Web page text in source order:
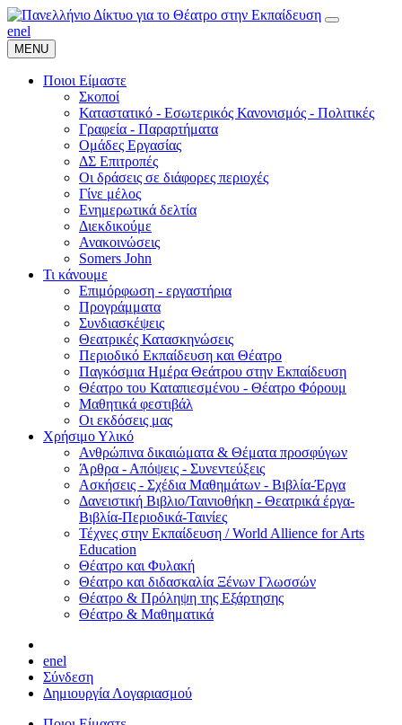
enel
MENU
Ποιοι Είμαστε
Σκοποί
Καταστατικό - Εσωτερικός Κανονισμός - Πολιτικές
Γραφεία - Παραρτήματα
Ομάδες Εργασίας
ΔΣ Επιτροπές
Οι δράσεις σε διάφορες περιοχές
Γίνε μέλος
Ενημερωτικά δελτία
Διεκδικούμε
Ανακοινώσεις
Somers John
Τι κάνουμε
Επιμόρφωση - εργαστήρια
Προγράμματα
Συνδιασκέψεις
Θεατρικές Κατασκηνώσεις
Περιοδικό Εκπαίδευση και Θέατρο
Παγκόσμια Ημέρα Θεάτρου στην Εκπαίδευση
Θέατρο του Καταπιεσμένου - Θέατρο Φόρουμ
Μαθητικά φεστιβάλ
Οι εκδόσεις μας
Χρήσιμο Υλικό
Ανθρώπινα δικαιώματα & Θέματα προσφύγων
Άρθρα - Απόψεις - Συνεντεύξεις
Ασκήσεις - Σχέδια Μαθημάτων - Βιβλία-Έργα
Δανειστική Βιβλιο/Ταινιοθήκη - Θεατρικά έργα-
Βιβλία-Περιοδικά-Ταινίες
Τέχνες στην Εκπαίδευση / World Allience for Arts
Education
Θέατρο και Φυλακή
Θέατρο και διδασκαλία Ξένων Γλωσσών
Θέατρο & Πρόληψη της Εξάρτησης
Θέατρο & Μαθηματικά
enel
Σύνδεση
Δημιουργία Λογαριασμού